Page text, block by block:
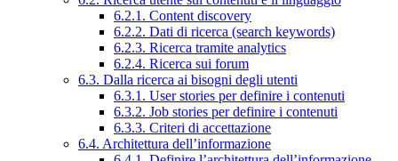
6.2.1. Content discovery
6.2.2. Dati di ricerca (search keywords)
6.2.3. Ricerca tramite analytics
6.2.4. Ricerca sui forum
6.3. Dalla ricerca ai bisogni degli utenti
6.3.1. User stories per definire i contenuti
6.3.2. Job stories per definire i contenuti
6.3.3. Criteri di accettazione
6.4. Architettura dell’informazione